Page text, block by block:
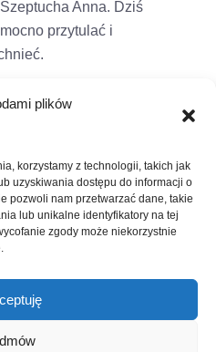
plików
korzystamy z technologii, takich jak
uzyskiwania dostępu do informacji o
pozwoli nam przetwarzać dane, takie
lub unikalne identyfikatory na tej
zgody może niekorzystnie
Anna. Dziś
przytulać i